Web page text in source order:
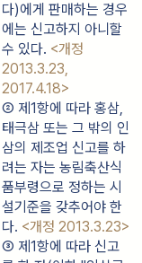
다)에게 판매하는 경우
에는 신고하지 아니할
수 있다. <개정
2013.3.23,
2017.4.18>
② 제1항에 따라 홍삼,
태극삼 또는 그 밖의 인
삼의 제조업 신고를 하
려는 자는 농림축산식
품부령으로 정하는 시
설기준을 갖추어야 한
다. <개정 2013.3.23>
③ 제1항에 따라 신고